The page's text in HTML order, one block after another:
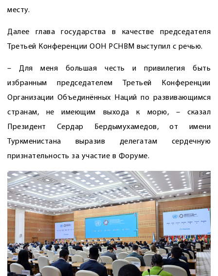
месту.
Далее глава государства в качестве председателя
Третьей Конференции ООН РСНВМ выступил с речью.
– Для меня большая честь и привилегия быть
избранным председателем Третьей Конференции
Организации Объединённых Наций по развивающимся
странам, не имеющим выхода к морю, – сказал
Президент Сердар Бердымухамедов, от имени
Туркменистана выразив делегатам сердечную
признательность за участие в Форуме.